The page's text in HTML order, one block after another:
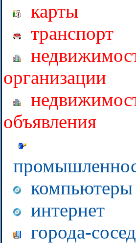
карты
транспорт
организации
объявления
компьютеры
интернет
города-